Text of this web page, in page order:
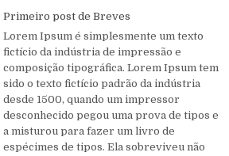
Primeiro post de Breves
Lorem Ipsum é simplesmente um texto
fictício da indústria de impressão e
composição tipográfica. Lorem Ipsum tem
sido o texto fictício padrão da indústria
desde 1500, quando um impressor
desconhecido pegou uma prova de tipos e
a misturou para fazer um livro de
espécimes de tipos. Ela sobreviveu não